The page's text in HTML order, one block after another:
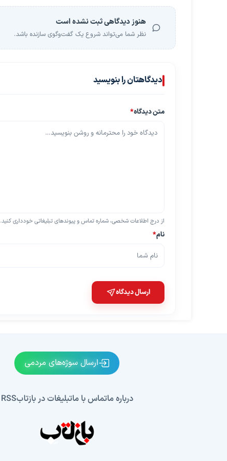
هنوز دیدگاهی ثبت نشده است
نظر شما می‌تواند شروع یک گفت‌وگوی سازنده باشد.
دیدگاهتان را بنویسید
متن دیدگاه*
از درج اطلاعات شخصی، شماره تماس و پیوندهای تبلیغاتی خودداری کنید.
نام*
ارسال دیدگاه
ارسال سوژه‌های مردمی
درباره ماتماس با ماتبلیغات در بازتابRSS